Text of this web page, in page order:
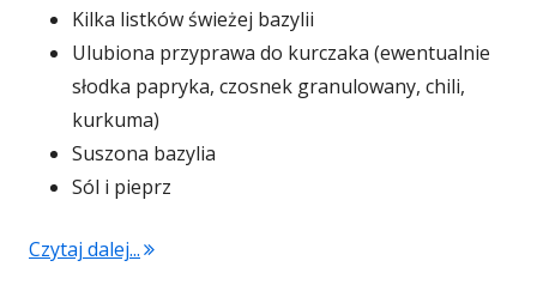
Kilka listków świeżej bazylii
Ulubiona przyprawa do kurczaka (ewentualnie
słodka papryka, czosnek granulowany, chili,
kurkuma)
Suszona bazylia
Sól i pieprz
Czytaj dalej..."Roladki drobiowe z mozzarellą w